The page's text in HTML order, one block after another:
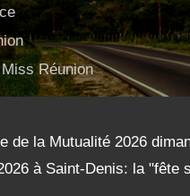
Réunion
de la Mutualité 2026
à Saint-Denis: la "fête